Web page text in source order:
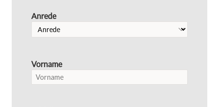
Anrede
Vorname